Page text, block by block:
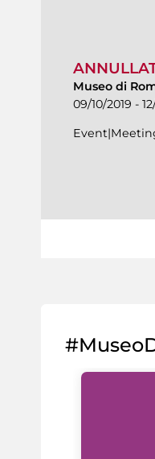
Museo di
09/10/2019 -